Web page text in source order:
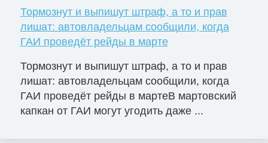
Тормознут и выпишут штраф, а то и прав
лишат: автовладельцам сообщили, когда
ГАИ проведёт рейды в марте
Тормознут и выпишут штраф, а то и прав
лишат: автовладельцам сообщили, когда
ГАИ проведёт рейды в мартеВ мартовский
капкан от ГАИ могут угодить даже ...